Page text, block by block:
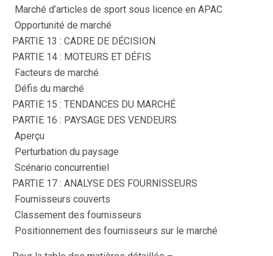
 Marché d’articles de sport sous licence en APAC
 Opportunité de marché
PARTIE 13 : CADRE DE DÉCISION
PARTIE 14 : MOTEURS ET DÉFIS
 Facteurs de marché
 Défis du marché
PARTIE 15 : TENDANCES DU MARCHÉ
PARTIE 16 : PAYSAGE DES VENDEURS
 Aperçu
 Perturbation du paysage
 Scénario concurrentiel
PARTIE 17 : ANALYSE DES FOURNISSEURS
 Fournisseurs couverts
 Classement des fournisseurs
 Positionnement des fournisseurs sur le marché